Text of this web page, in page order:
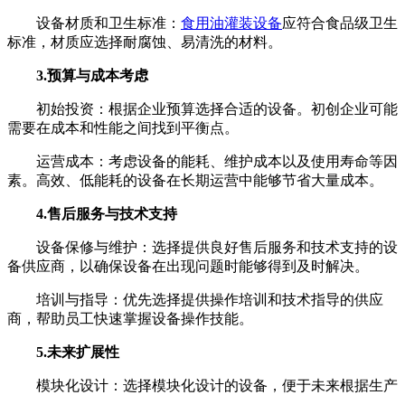
设备材质和卫生标准： 食用油灌装设备应符合食品级卫生
标准，材质应选择耐腐蚀、易清洗的材料。
3.预算与成本考虑
初始投资：根据企业预算选择合适的设备。初创企业可能
需要在成本和性能之间找到平衡点。
运营成本：考虑设备的能耗、维护成本以及使用寿命等因
素。高效、低能耗的设备在长期运营中能够节省大量成本。
4.售后服务与技术支持
设备保修与维护：选择提供良好售后服务和技术支持的设
备供应商，以确保设备在出现问题时能够得到及时解决。
培训与指导：优先选择提供操作培训和技术指导的供应
商，帮助员工快速掌握设备操作技能。
5.未来扩展性
模块化设计：选择模块化设计的设备，便于未来根据生产